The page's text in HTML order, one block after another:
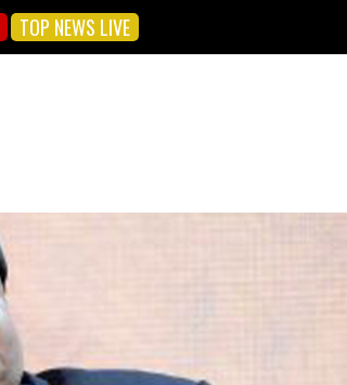
TOP NEWS LIVE